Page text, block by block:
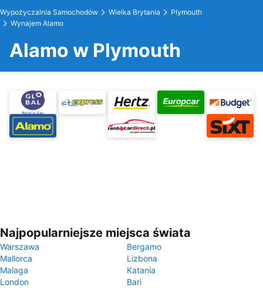
Wypożyczalnia Samochodów Wielka Brytania
Plymouth
Wynajem Alamo
Alamo w Plymouth
Najpopularniejsze miejsca świata
Warszawa
Bergamo
Mallorca
Lizbona
Malaga
Katania
London
Bari